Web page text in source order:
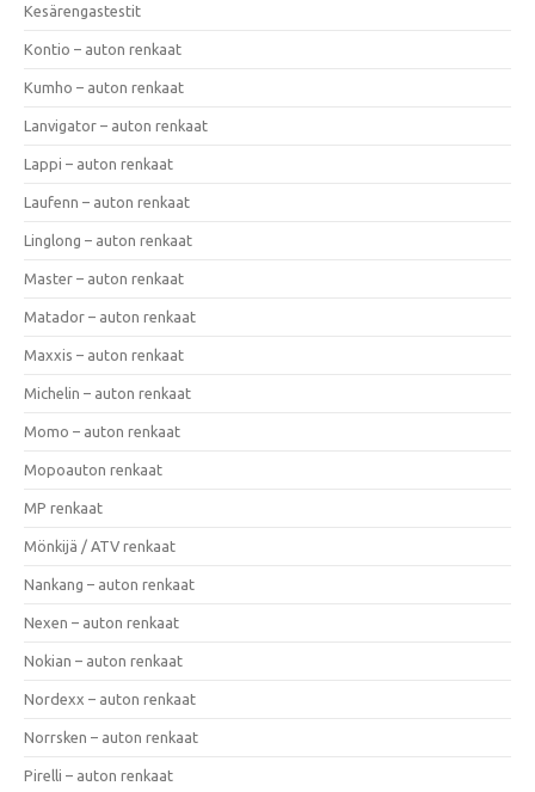
Kesärengastestit
Kontio – auton renkaat
Kumho – auton renkaat
Lanvigator – auton renkaat
Lappi – auton renkaat
Laufenn – auton renkaat
Linglong – auton renkaat
Master – auton renkaat
Matador – auton renkaat
Maxxis – auton renkaat
Michelin – auton renkaat
Momo – auton renkaat
Mopoauton renkaat
MP renkaat
Mönkijä / ATV renkaat
Nankang – auton renkaat
Nexen – auton renkaat
Nokian – auton renkaat
Nordexx – auton renkaat
Norrsken – auton renkaat
Pirelli – auton renkaat